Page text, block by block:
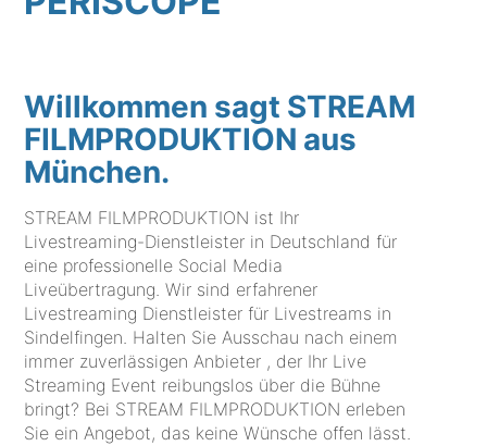
Willkommen sagt STREAM
FILMPRODUKTION aus
München.
STREAM FILMPRODUKTION ist Ihr
Livestreaming-Dienstleister in Deutschland für
eine professionelle Social Media
Liveübertragung. Wir sind erfahrener
Livestreaming Dienstleister für Livestreams in
Sindelfingen. Halten Sie Ausschau nach einem
immer zuverlässigen Anbieter , der Ihr Live
Streaming Event reibungslos über die Bühne
bringt? Bei STREAM FILMPRODUKTION erleben
Sie ein Angebot, das keine Wünsche offen lässt.